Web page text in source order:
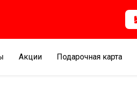
Aкции Подарочная карта